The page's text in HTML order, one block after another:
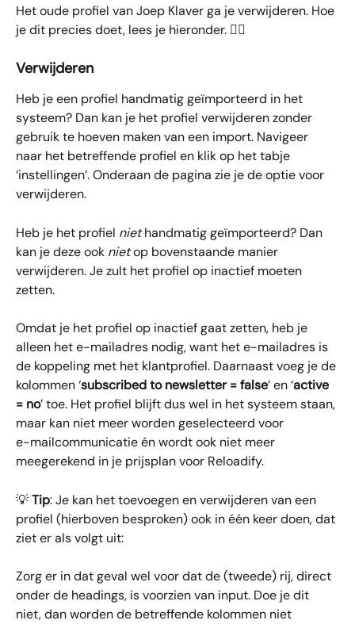
Het oude profiel van Joep Klaver ga je verwijderen. Hoe
je dit precies doet, lees je hieronder. 👇🏼
Verwijderen
Heb je een profiel handmatig geïmporteerd in het
systeem? Dan kan je het profiel verwijderen zonder
gebruik te hoeven maken van een import. Navigeer
naar het betreffende profiel en klik op het tabje
‘instellingen’. Onderaan de pagina zie je de optie voor
verwijderen.
Heb je het profiel niet handmatig geïmporteerd? Dan
kan je deze ook niet op bovenstaande manier
verwijderen. Je zult het profiel op inactief moeten
zetten.
Omdat je het profiel op inactief gaat zetten, heb je
alleen het e-mailadres nodig, want het e-mailadres is
de koppeling met het klantprofiel. Daarnaast voeg je de
kolommen ‘subscribed to newsletter = false’ en ‘active
= no’ toe. Het profiel blijft dus wel in het systeem staan,
maar kan niet meer worden geselecteerd voor
e-mailcommunicatie én wordt ook niet meer
meegerekend in je prijsplan voor Reloadify.
💡 Tip: Je kan het toevoegen en verwijderen van een
profiel (hierboven besproken) ook in één keer doen, dat
ziet er als volgt uit:
Zorg er in dat geval wel voor dat de (tweede) rij, direct
onder de headings, is voorzien van input. Doe je dit
niet, dan worden de betreffende kolommen niet